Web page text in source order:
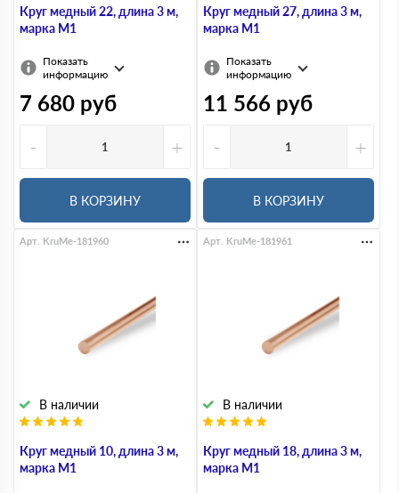
Круг медный 22, длина 3 м,
марка М1
Показать
информацию
7 680 руб
-
+
В КОРЗИНУ
Круг медный 27, длина 3 м,
марка М1
Показать
информацию
11 566 руб
-
+
В КОРЗИНУ
Круг медный 10, длина 3 м,
марка М1
В наличии
Арт. KruMe-181960
Круг медный 18, длина 3 м,
марка М1
В наличии
Арт. KruMe-181961